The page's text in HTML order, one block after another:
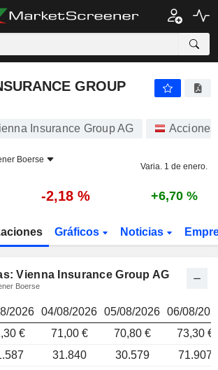
GROUP AG 71,70
GROUP
Insurance Group AG Acciones
Boerse
Varia. 1 de enero.
-2,18 % +6,70 %
Gráficos Noticias
Vienna Insurance Group AG
Boerse
2026 04/08/2026 05/08/2026 06/08/
€ 71,00 € 70,80 €
73,30 €
31.840 30.579
71.907